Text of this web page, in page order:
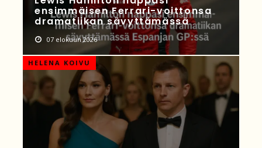
ensimmäisen Ferrari-voittonsa
dramatiikan sävyttämässä
07 elokuun 2026
HELENA KOIVU